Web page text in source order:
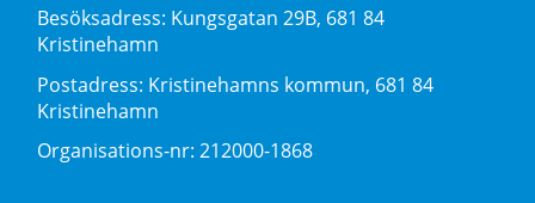
Besöksadress: Kungsgatan 29B, 681 84
Kristinehamn
Postadress: Kristinehamns kommun, 681 84
Kristinehamn
Organisations-nr: 212000-1868